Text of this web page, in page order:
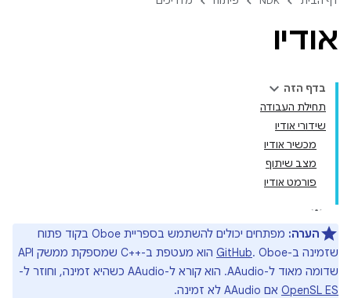
אודיו
בדף הזה
תחילת העבודה
שידורי אודיו
מכשיר אודיו
מצב שיתוף
פורמט אודיו
הערה:
מפתחים יכולים להשתמש בספריית Oboe בקוד פתוח
שזמינה ב-
GitHub
. Oboe הוא מעטפת ב-C++‎ שמספקת ממשק API
שדומה מאוד ל-AAudio. הוא קורא ל-AAudio כשהיא זמינה, וחוזר ל-
OpenSL ES אם AAudio לא זמינה.